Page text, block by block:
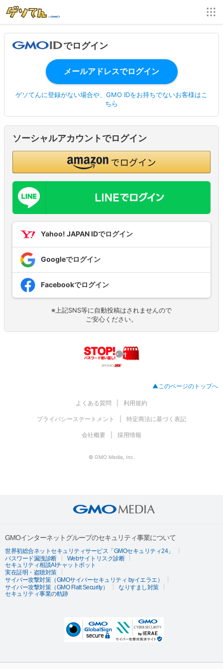
でログイン
ゲソてんに登録がない場合や、GMO IDをお持ちでないお客様はこ
ちら
ソーシャルアカウントでログイン
Yahoo! JAPAN IDでログイン
Googleでログイン
Facebookでログイン
※上記SNS等に自動投稿はされませんので
ご安心ください。
▲このページのトップへ
よくある質問 利用規約
プライバシーステートメント 特定商法に基づく表記
会社概要 採用情報
© GMO Media, Inc.
GMOインターネットグループのセキュリティ事業について
世界初総合ネットセキュリティサービス「GMOセキュリティ24」
パスワード漏洩診断
Webサイトリスク診断
セキュリティ相談AIチャットボット
実在証明・盗聴対策
サイバー攻撃対策（GMOサイバーセキュリティ byイエラエ）
サイバー攻撃対策（GMO Flatt Security）
なりすまし対策
セキュリティ事業の軌跡